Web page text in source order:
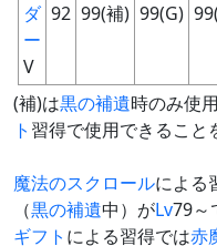
ダ
ー
V
92 99(補) 99(G)
(補)は黒の補遺時のみ使
ト 習得で使用できること
魔法のスクロールによる
（黒の補遺中）がLv79～
ギフト による習得では赤